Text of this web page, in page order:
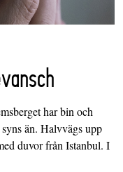
har bin och
än. Halvvägs upp
duvor från Istanbul. I